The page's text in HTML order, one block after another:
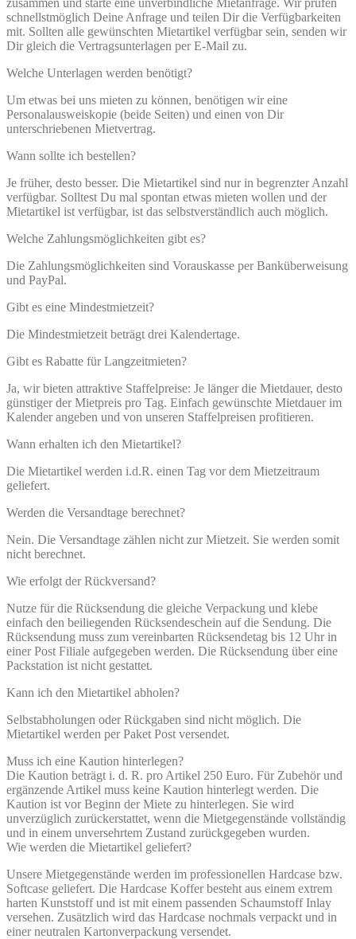
zusammen und starte eine unverbindliche Mietanfrage. Wir prüfen
schnellstmöglich Deine Anfrage und teilen Dir die Verfügbarkeiten
mit. Sollten alle gewünschten Mietartikel verfügbar sein, senden wir
Dir gleich die Vertragsunterlagen per E-Mail zu.
Welche Unterlagen werden benötigt?
Um etwas bei uns mieten zu können, benötigen wir eine
Personalausweiskopie (beide Seiten) und einen von Dir
unterschriebenen Mietvertrag.
Wann sollte ich bestellen?
Je früher, desto besser. Die Mietartikel sind nur in begrenzter Anzahl
verfügbar. Solltest Du mal spontan etwas mieten wollen und der
Mietartikel ist verfügbar, ist das selbstverständlich auch möglich.
Welche Zahlungsmöglichkeiten gibt es?
Die Zahlungsmöglichkeiten sind Vorauskasse per Banküberweisung
und PayPal.
Gibt es eine Mindestmietzeit?
Die Mindestmietzeit beträgt drei Kalendertage.
Gibt es Rabatte für Langzeitmieten?
Ja, wir bieten attraktive Staffelpreise: Je länger die Mietdauer, desto
günstiger der Mietpreis pro Tag. Einfach gewünschte Mietdauer im
Kalender angeben und von unseren Staffelpreisen profitieren.
Wann erhalten ich den Mietartikel?
Die Mietartikel werden i.d.R. einen Tag vor dem Mietzeitraum
geliefert.
Werden die Versandtage berechnet?
Nein. Die Versandtage zählen nicht zur Mietzeit. Sie werden somit
nicht berechnet.
Wie erfolgt der Rückversand?
Nutze für die Rücksendung die gleiche Verpackung und klebe
einfach den beiliegenden Rücksendeschein auf die Sendung. Die
Rücksendung muss zum vereinbarten Rücksendetag bis 12 Uhr in
einer Post Filiale aufgegeben werden. Die Rücksendung über eine
Packstation ist nicht gestattet.
Kann ich den Mietartikel abholen?
Selbstabholungen oder Rückgaben sind nicht möglich. Die
Mietartikel werden per Paket Post versendet.
Muss ich eine Kaution hinterlegen?
Die Kaution beträgt i. d. R. pro Artikel 250 Euro. Für Zubehör und
ergänzende Artikel muss keine Kaution hinterlegt werden. Die
Kaution ist vor Beginn der Miete zu hinterlegen. Sie wird
unverzüglich zurückerstattet, wenn die Mietgegenstände vollständig
und in einem unversehrtem Zustand zurückgegeben wurden.
Wie werden die Mietartikel geliefert?
Unsere Mietgegenstände werden im professionellen Hardcase bzw.
Softcase geliefert. Die Hardcase Koffer besteht aus einem extrem
harten Kunststoff und ist mit einem passenden Schaumstoff Inlay
versehen. Zusätzlich wird das Hardcase nochmals verpackt und in
einer neutralen Kartonverpackung versendet.